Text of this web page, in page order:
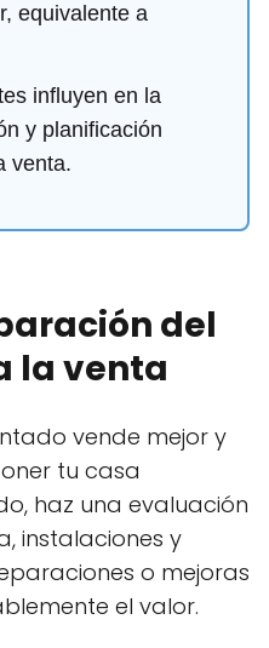
equivalente a
influyen en la
y planificación
venta.
del
la venta
vende mejor y
tu casa
haz una evaluación
instalaciones y
o mejoras
el valor.